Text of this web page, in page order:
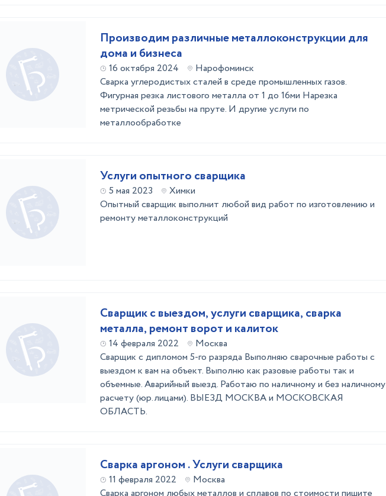
Производим различные металлоконструкции для
дома и бизнеса
16 октября 2024
Нарофоминск
Сварка углеродистых сталей в среде промышленных газов.
Фигурная резка листового металла от 1 до 16ми Нарезка
метрической резьбы на пруте. И другие услуги по
металлообработке
Услуги опытного сварщика
5 мая 2023
Химки
Опытный сварщик выполнит любой вид работ по изготовлению и
ремонту металлоконструкций
Сварщик с выездом, услуги сварщика, сварка
металла, ремонт ворот и калиток
14 февраля 2022
Москва
Сварщик с дипломом 5-го разряда Выполняю сварочные работы с
выездом к вам на объект. Выполню как разовые работы так и
объемные. Аварийный выезд. Работаю по наличному и без наличному
расчету (юр.лицами). ВЫЕЗД МОСКВА и МОСКОВСКАЯ
ОБЛАСТЬ.
Сварка аргоном . Услуги сварщика
11 февраля 2022
Москва